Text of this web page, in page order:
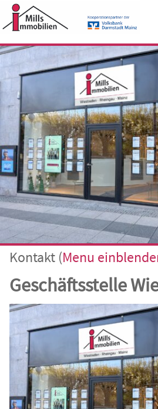
Skip
to
Kontakt (Menu
Geschäftsstelle